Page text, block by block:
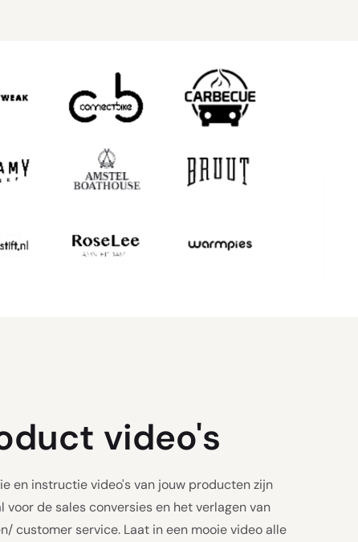
video's
en instructie video's van jouw producten zijn
voor de sales conversies en het verlagen van
customer service. Laat in een mooie video alle